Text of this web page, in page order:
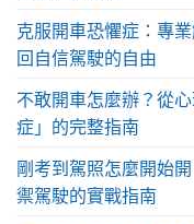
克服開車恐懼症：專
回自信駕駛的自由
不敢開車怎麼辦？從
症」的完整指南
剛考到駕照怎麼開始
禦駕駛的實戰指南